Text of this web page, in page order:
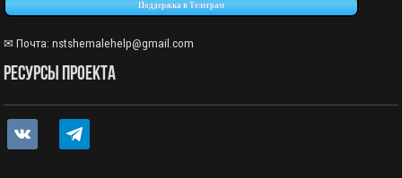
Поддержка в Телеграм
✉ Почта:nstshemalehelp@gmail.com
РЕСУРСЫ ПРОЕКТА
vkontakte telegram